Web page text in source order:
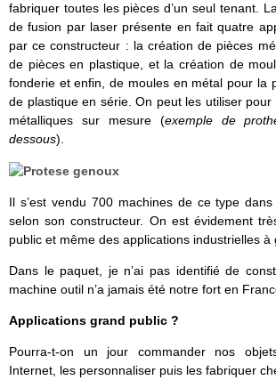
fabriquer toutes les pièces d’un seul tenant.
de fusion par laser présente en fait quatre
par ce constructeur : la création de pièces
de pièces en plastique, et la création de
fonderie et enfin, de moules en métal pour la
de plastique en série. On peut les utiliser
métalliques sur mesure (exemple de
dessous).
Il s’est vendu 700 machines de ce type
selon son constructeur. On est évidement
public et même des applications industrielles à
Dans le paquet, je n’ai pas identifié de
machine outil n’a jamais été notre fort en
Applications grand public ?
Pourra-t-on un jour commander nos
Internet, les personnaliser puis les fabriquer